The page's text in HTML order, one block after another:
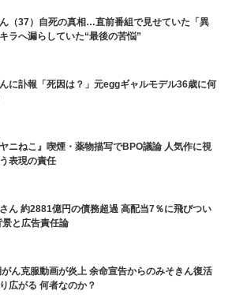
（37）自死の真相…直前番組で見せていた「異
ラへ漏らしていた“最後の苦悩”
に訃報「死因は？」元eggギャルモデル36歳に何
ニねこ』喫煙・薬物描写でBPO議論 人気作に視
表現の責任
ん 約2881億円の債務超過 高配当7％に飛びつい
と広告責任論
がん克服動画が炎上 余命宣告からのみそきん復活
広がる 何者なのか？